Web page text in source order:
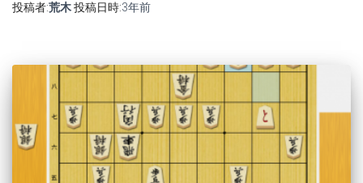
投稿者:荒木投稿日時:3年前